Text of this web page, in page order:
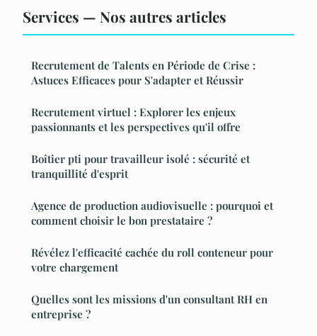
Services — Nos autres articles
Recrutement de Talents en Période de Crise :
Astuces Efficaces pour S'adapter et Réussir
Recrutement virtuel : Explorer les enjeux
passionnants et les perspectives qu'il offre
Boîtier pti pour travailleur isolé : sécurité et
tranquillité d'esprit
Agence de production audiovisuelle : pourquoi et
comment choisir le bon prestataire ?
Révélez l'efficacité cachée du roll conteneur pour
votre chargement
Quelles sont les missions d'un consultant RH en
entreprise ?